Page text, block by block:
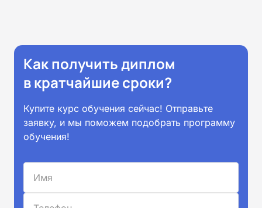
Как получить диплом
в кратчайшие сроки?
Купите курс обучения сейчас! Отправьте
заявку, и мы поможем подобрать программу
обучения!